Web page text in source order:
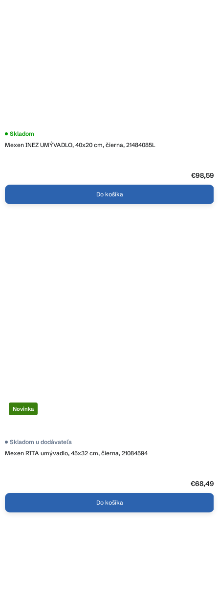
Mexen INEZ UMÝVADLO, 40x20 cm, čierna, 21484085L
Skladom
€98,59
Do košíka
Novinka
Mexen RITA umývadlo, 45x32 cm, čierna, 21084594
Skladom u dodávateľa
€68,49
Do košíka